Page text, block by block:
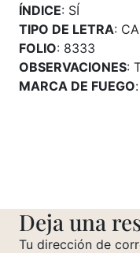
ÍNDICE: SÍ
TIPO DE LETRA:
FOLIO: 8333
OBSERVACIONES:
MARCA DE FUEGO
Deja una
Tu dirección de